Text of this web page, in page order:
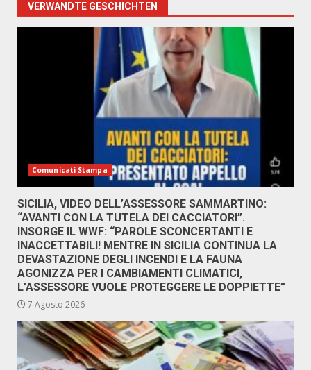
VERWANDTE GESCHICHTEN
Comunicati Stampa
SICILIA, VIDEO DELL’ASSESSORE SAMMARTINO:
“AVANTI CON LA TUTELA DEI CACCIATORI”.
INSORGE IL WWF: “PAROLE SCONCERTANTI E
INACCETTABILI! MENTRE IN SICILIA CONTINUA LA
DEVASTAZIONE DEGLI INCENDI E LA FAUNA
AGONIZZA PER I CAMBIAMENTI CLIMATICI,
L’ASSESSORE VUOLE PROTEGGERE LE DOPPIETTE”
7 Agosto 2026